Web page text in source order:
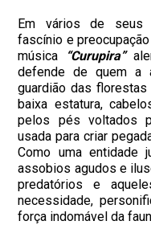
Em vários de seus
fascínio e
música
“Curupira”
defende de quem a
guardião das
baixa estatura,
pelos pés voltados
usada para criar
Como uma entidade
assobios agudos e
predatórios e
necessidade,
força indomável da